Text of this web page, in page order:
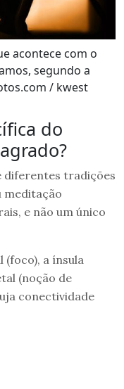
acontece com o
segundo a
/ kwest
do
diferentes tradições
meditação
e não um único
a ínsula
(noção de
conectividade